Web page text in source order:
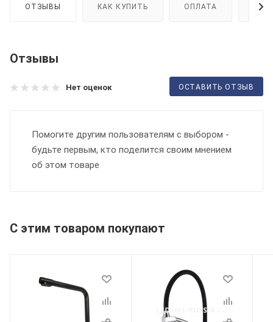
ОТЗЫВЫ КАК КУПИТЬ ОПЛАТА
Отзывы
Нет оценок ОСТАВИТЬ ОТЗЫВ
Помогите другим пользователям с выбором -
будьте первым, кто поделится своим мнением
об этом товаре
С этим товаром покупают